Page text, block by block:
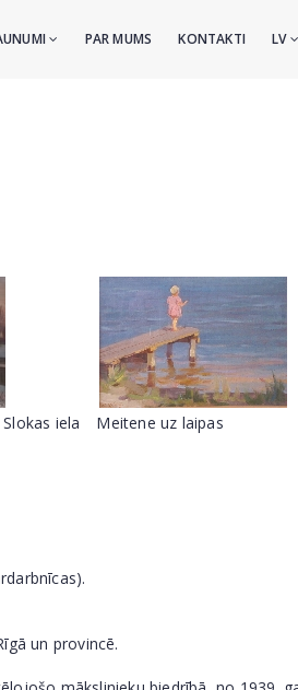
PAR MUMS KONTAKTI LV
iela Meitene uz laipas
un provincē.